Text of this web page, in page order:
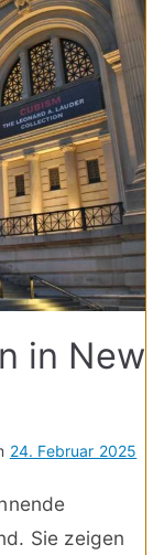
in New
24. Februar 2025
Sie zeigen